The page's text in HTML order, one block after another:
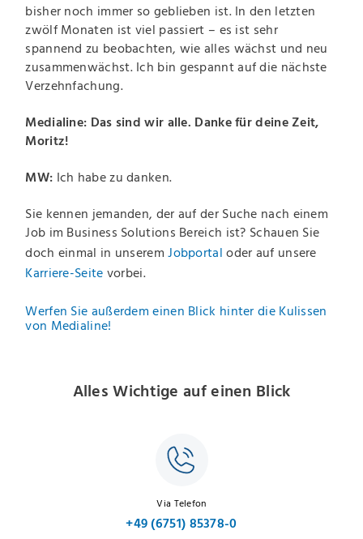
bisher noch immer so geblieben ist. In den letzten
zwölf Monaten ist viel passiert – es ist sehr
spannend zu beobachten, wie alles wächst und neu
zusammenwächst. Ich bin gespannt auf die nächste
Verzehnfachung.
Medialine: Das sind wir alle. Danke für deine Zeit,
Moritz!
MW: Ich habe zu danken.
Sie kennen jemanden, der auf der Suche nach einem
Job im Business Solutions Bereich ist? Schauen Sie
doch einmal in unseremJobportal
oder auf unsere
Karriere-Seite vorbei.
Werfen Sie außerdem einen Blick hinter die Kulissen
von Medialine!
Alles Wichtige auf einen Blick
Via Telefon
+49 (6751) 85378-0